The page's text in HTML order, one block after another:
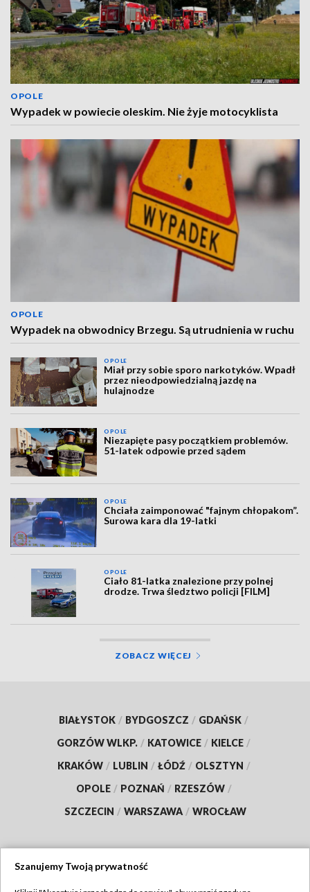
OPOLE
Wypadek w powiecie oleskim. Nie żyje motocyklista
OPOLE
Wypadek na obwodnicy Brzegu. Są utrudnienia w ruchu
OPOLE
Miał przy sobie sporo narkotyków. Wpadł
przez nieodpowiedzialną jazdę na
hulajnodze
OPOLE
Niezapięte pasy początkiem problemów.
51-latek odpowie przed sądem
OPOLE
Chciała zaimponować "fajnym chłopakom”.
Surowa kara dla 19-latki
OPOLE
Ciało 81-latka znalezione przy polnej
drodze. Trwa śledztwo policji [FILM]
ZOBACZ WIĘCEJ
BIAŁYSTOK / BYDGOSZCZ / GDAŃSK /
GORZÓW WLKP. / KATOWICE / KIELCE /
KRAKÓW / LUBLIN / ŁÓDŹ / OLSZTYN /
OPOLE / POZNAŃ / RZESZÓW /
SZCZECIN / WARSZAWA / WROCŁAW
Szanujemy Twoją prywatność